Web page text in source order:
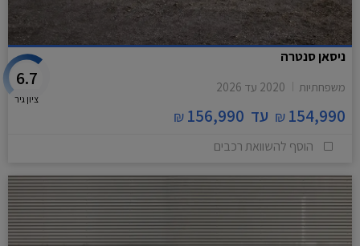
ניסאן סנטרה
משפחתיות 2020 עד 2026
154,990
₪ עד 156,990
₪
6.7
ציון גיר
הוסף להשוואת רכבים